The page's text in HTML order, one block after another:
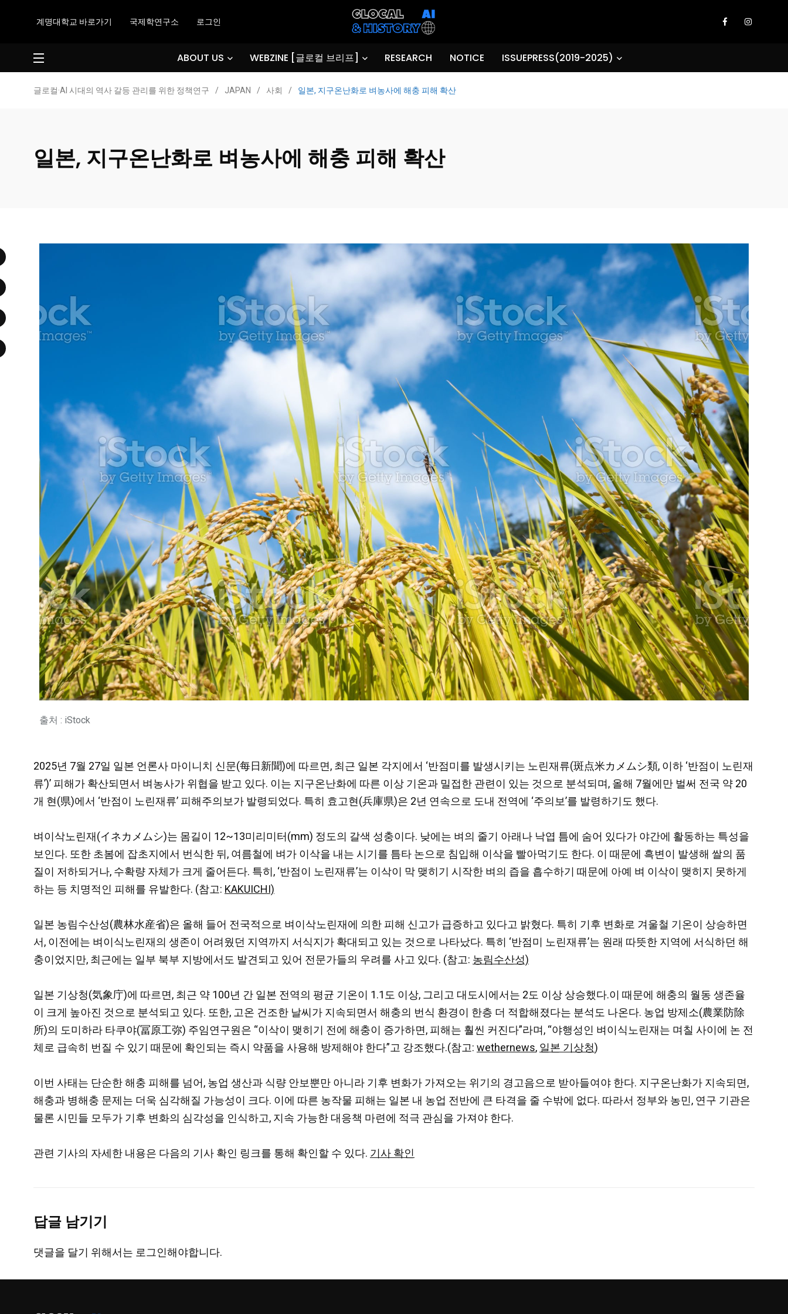
계명대학교 바로가기 국제학연구소 로그인
ABOUT US WEBZINE [글로컬 브리프] RESEARCH NOTICE ISSUEPRESS(2019-2025)
글로컬·AI 시대의 역사 갈등 관리를 위한 정책연구 / JAPAN / 사회 / 일본, 지구온난화로 벼농사에 해충 피해 확산
일본, 지구온난화로 벼농사에 해충 피해 확산
출처 : iStock
2025년 7월 27일 일본 언론사 마이니치 신문(每日新聞)에 따르면, 최근 일본 각지에서 ‘반점미를 발생시키는 노린재류(斑点米カメムシ類, 이하 ‘반점이 노린재
류’)’ 피해가 확산되면서 벼농사가 위협을 받고 있다. 이는 지구온난화에 따른 이상 기온과 밀접한 관련이 있는 것으로 분석되며, 올해 7월에만 벌써 전국 약 20
개 현(県)에서 ‘반점이 노린재류’ 피해주의보가 발령되었다. 특히 효고현(兵庫県)은 2년 연속으로 도내 전역에 ‘주의보’를 발령하기도 했다.
벼이삭노린재(イネカメムシ)는 몸길이 12~13미리미터(mm) 정도의 갈색 성충이다. 낮에는 벼의 줄기 아래나 낙엽 틈에 숨어 있다가 야간에 활동하는 특성을
보인다. 또한 초봄에 잡초지에서 번식한 뒤, 여름철에 벼가 이삭을 내는 시기를 틈타 논으로 침입해 이삭을 빨아먹기도 한다. 이 때문에 흑변이 발생해 쌀의 품
질이 저하되거나, 수확량 자체가 크게 줄어든다. 특히, ‘반점이 노린재류’는 이삭이 막 맺히기 시작한 벼의 즙을 흡수하기 때문에 아예 벼 이삭이 맺히지 못하게
하는 등 치명적인 피해를 유발한다. (참고: KAKUICHI)
일본 농림수산성(農林水産省)은 올해 들어 전국적으로 벼이삭노린재에 의한 피해 신고가 급증하고 있다고 밝혔다. 특히 기후 변화로 겨울철 기온이 상승하면
서, 이전에는 벼이식노린재의 생존이 어려웠던 지역까지 서식지가 확대되고 있는 것으로 나타났다. 특히 ‘반점미 노린재류’는 원래 따뜻한 지역에 서식하던 해
충이었지만, 최근에는 일부 북부 지방에서도 발견되고 있어 전문가들의 우려를 사고 있다. (참고: 농림수산성)
일본 기상청(気象庁)에 따르면, 최근 약 100년 간 일본 전역의 평균 기온이 1.1도 이상, 그리고 대도시에서는 2도 이상 상승했다.이 때문에 해충의 월동 생존율
이 크게 높아진 것으로 분석되고 있다. 또한, 고온 건조한 날씨가 지속되면서 해충의 번식 환경이 한층 더 적합해졌다는 분석도 나온다. 농업 방제소(農業防除
所)의 도미하라 타쿠야(冨原工弥) 주임연구원은 “이삭이 맺히기 전에 해충이 증가하면, 피해는 훨씬 커진다”라며, “야행성인 벼이식노린재는 며칠 사이에 논 전
체로 급속히 번질 수 있기 때문에 확인되는 즉시 약품을 사용해 방제해야 한다”고 강조했다.(참고: wethernews, 일본 기상청)
이번 사태는 단순한 해충 피해를 넘어, 농업 생산과 식량 안보뿐만 아니라 기후 변화가 가져오는 위기의 경고음으로 받아들여야 한다. 지구온난화가 지속되면,
해충과 병해충 문제는 더욱 심각해질 가능성이 크다. 이에 따른 농작물 피해는 일본 내 농업 전반에 큰 타격을 줄 수밖에 없다. 따라서 정부와 농민, 연구 기관은
물론 시민들 모두가 기후 변화의 심각성을 인식하고, 지속 가능한 대응책 마련에 적극 관심을 가져야 한다.
관련 기사의 자세한 내용은 다음의 기사 확인 링크를 통해 확인할 수 있다. 기사 확인
답글 남기기
댓글을 달기 위해서는 로그인해야합니다.